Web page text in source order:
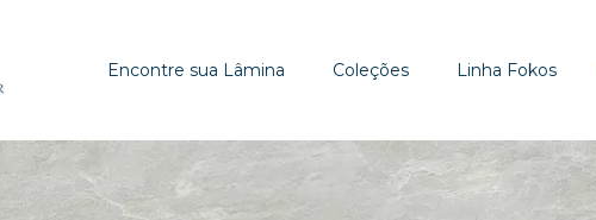
Encontre sua Lâmina Coleções Linha Fokos